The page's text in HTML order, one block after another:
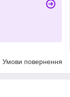
Умови повернення